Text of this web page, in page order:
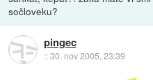
sočloveku?
pingec
::30. nov 2005, 23:39